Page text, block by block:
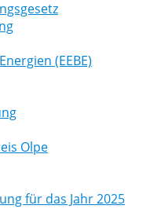
(EEBE)
Olpe
für das Jahr 2025